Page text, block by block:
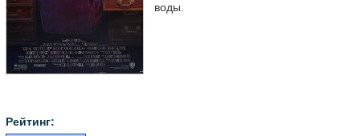
Рейтинг:
воды.